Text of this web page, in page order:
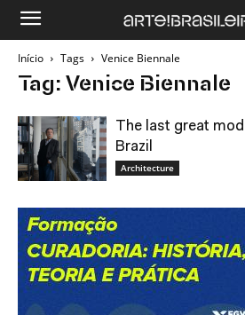
Início Tags Venice Biennale
Tag: Venice Biennale
The last great
Brazil
Architecture